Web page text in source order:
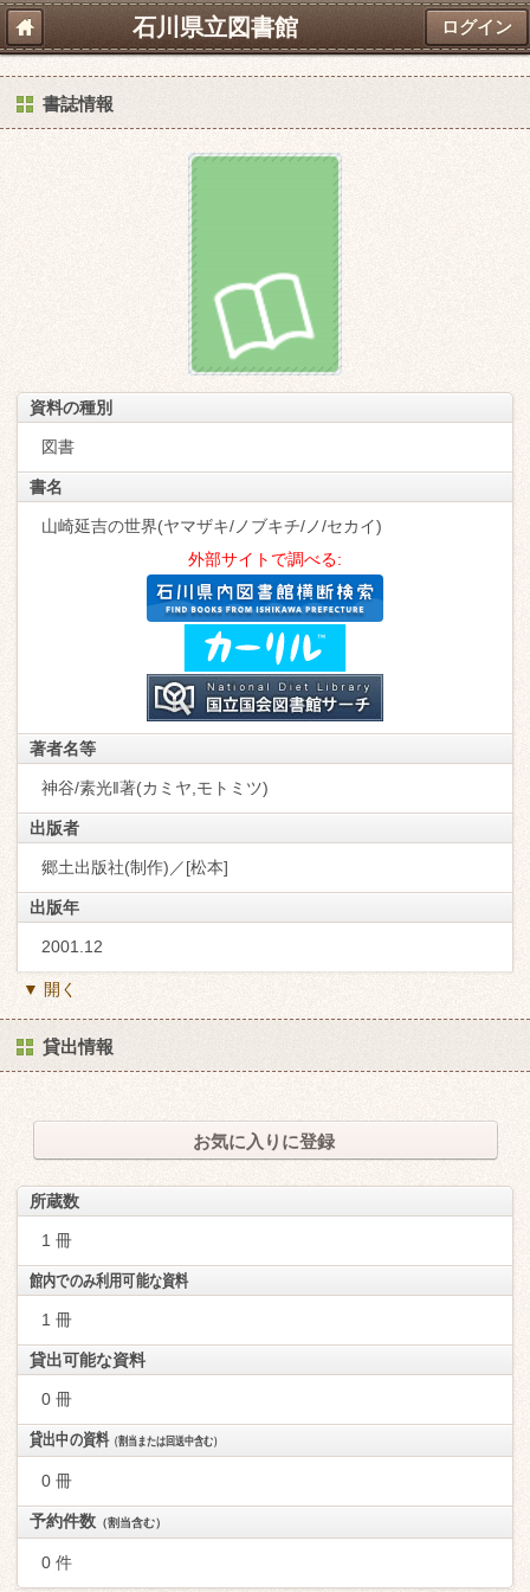
石川県立図書館 ログイン
書誌情報
資料の種別
図書
書名
山崎延吉の世界(ヤマザキ/ノブキチ/ノ/セカイ)
外部サイトで調べる:
著者名等
神谷/素光‖著(カミヤ,モトミツ)
出版者
郷土出版社(制作)／[松本]
出版年
2001.12
▼ 開く
貸出情報
お気に入りに登録
所蔵数
1 冊
館内でのみ利用可能な資料
1 冊
貸出可能な資料
0 冊
貸出中の資料（割当または回送中含む）
0 冊
予約件数 （割当含む）
0 件